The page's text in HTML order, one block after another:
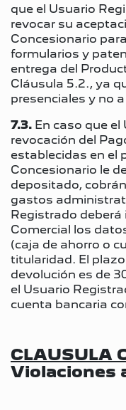
que el Usuario
revocar su
Concesionario
formularios y
entrega del
Cláusula 5.2., ya
presenciales y no
7.3. En caso que
revocación del
establecidas en el
Concesionario le
depositado,
gastos
Registrado deberá
Comercial los
(caja de ahorro o
titularidad. El
devolución es de
el Usuario
cuenta bancaria
CLAUSULA
Violaciones